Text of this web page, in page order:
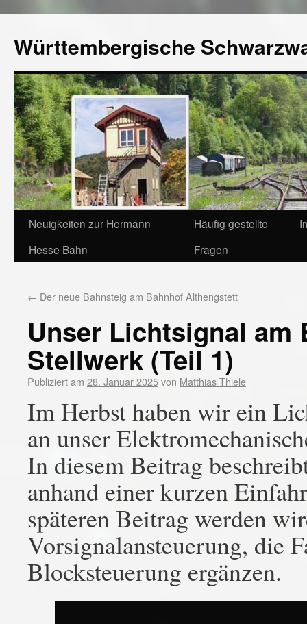
Württembergische
Neuigkeiten zur Hermann
Hesse Bahn
Häufig gestellte
Fragen
← Der neue Bahnsteig am Bahnhof Althengstett
Unser Lichtsignal am
Stellwerk (Teil 1)
Publiziert am 28. Januar 2025von Matthias Thiele
Im Herbst haben wir ein
an unser
In diesem Beitrag
anhand einer kurzen
späteren Beitrag werden
Vorsignalansteuerung, die
Blocksteuerung ergänzen.